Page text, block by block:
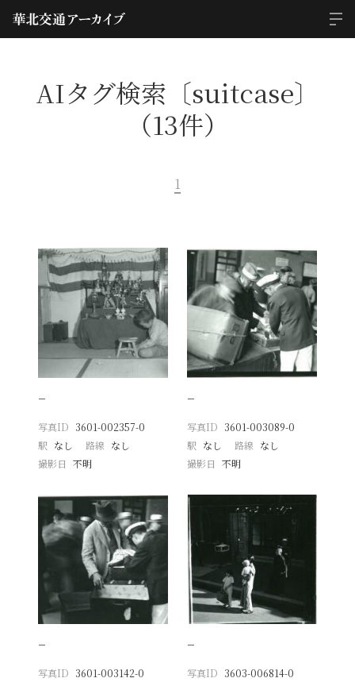
AIタグ検索〔suitcase〕
（13件）
1
−
写真ID 3601-002357-0
駅 なし 路線 なし
撮影日
不明
−
写真ID 3601-003089-0
駅 なし 路線 なし
撮影日 不明
−
写真ID 3601-003142-0
−
写真ID 3603-006814-0